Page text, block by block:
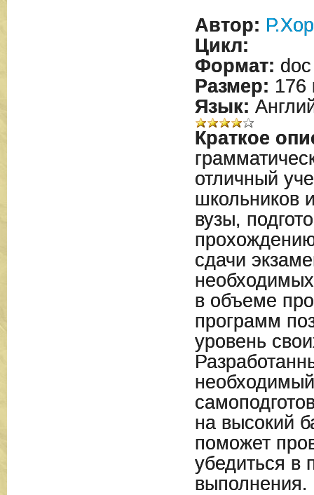
Автор:
Цикл:
Формат: doc
Размер: 176
Язык:
Краткое
отличный
школьников
вузы,
сдачи
в объеме
программ
уровень
на высокий
поможет
убедиться в
выполнения.